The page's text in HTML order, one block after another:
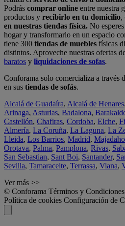
Podrás comprar online entre nuestra
productos y recibirlo en tu domicilio,
en nuestras tiendas física. No
hogar y transformarlo en un espacio
tiene 300 tiendas de muebles físicas
distintos. Aproveche nuestras ofertas
baratos y liquidaciones de sofas.
Conforama solo comercializa a través
en sus tiendas de sofás.
Alcalá de Guadaíra, Alcalá de Henares,
Arinaga, Asturias, Badalona,
Castellón, Chafiras, Cordoba, Elche,
Almería, La Coruña, La Laguna, La
Lleida, Los Barrios, Madrid,
Orotava, Palma, Pamplona, Rivas,
San Sebastian, Sant Boi, Santander,
Sevilla, Tamaraceite, Terrassa, Viana,
Ver más >>
© Conforama Términos y Condiciones
Política de cookies Configuración de